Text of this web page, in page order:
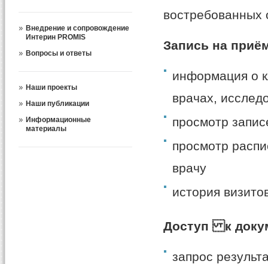
Внедрение и сопровождение
Интерин PROMIS
Вопросы и ответы
Наши проекты
Наши публикации
Информационные
материалы
востребованных
Запись на
информация о
врачах,
просмотр
просмотр
врачу
история
Доступ к
запрос